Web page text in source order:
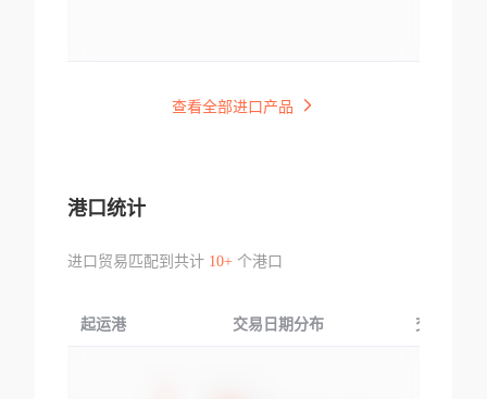
查看全部进口产品
港口统计
进口贸易匹配到共计 10+个港口
起运港 交易日期分布 交易产品